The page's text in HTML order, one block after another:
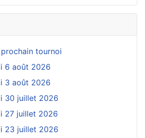
tournoi
6 août 2026
3 août 2026
30 juillet 2026
27 juillet 2026
23 juillet 2026